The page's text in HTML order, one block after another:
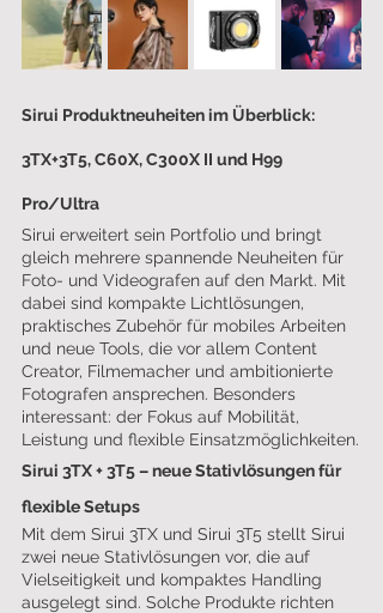
Sirui Produktneuheiten im Überblick:
3TX+3T5, C60X, C300X II und H99
Pro/Ultra
Sirui erweitert sein Portfolio und bringt
gleich mehrere spannende Neuheiten für
Foto- und Videografen auf den Markt. Mit
dabei sind kompakte Lichtlösungen,
praktisches Zubehör für mobiles Arbeiten
und neue Tools, die vor allem Content
Creator, Filmemacher und ambitionierte
Fotografen ansprechen. Besonders
interessant: der Fokus auf Mobilität,
Leistung und flexible Einsatzmöglichkeiten.
Sirui 3TX + 3T5 – neue Stativlösungen für
flexible Setups
Mit dem Sirui 3TX und Sirui 3T5 stellt Sirui
zwei neue Stativlösungen vor, die auf
Vielseitigkeit und kompaktes Handling
ausgelegt sind. Solche Produkte richten